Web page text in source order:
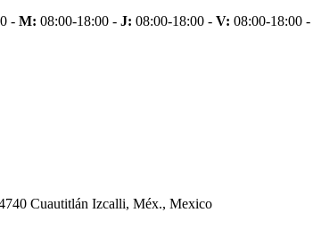
- M: 08:00-18:00 - J: 08:00-18:00 - V: 08:00-18:00 -
Cuautitlán Izcalli, Méx., Mexico